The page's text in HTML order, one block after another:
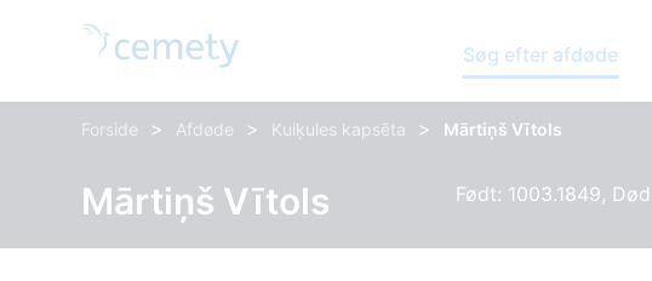
Søg efter afdøde
Forside > Afdøde > Kuiķules kapsēta > Mārtiņš Vītols
Mārtiņš Vītols Født: 1003.1849,